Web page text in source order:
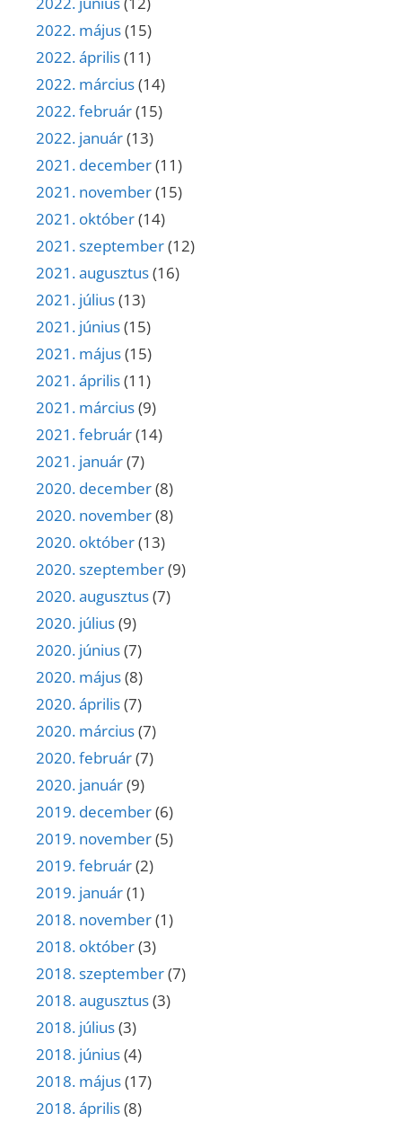
2022. május(15)
2022. április(11)
2022. március(14)
2022. február(15)
2022. január(13)
2021. december(11)
2021. november(15)
2021. október(14)
2021. szeptember(12)
2021. augusztus(16)
2021. július(13)
2021. június(15)
2021. május(15)
2021. április(11)
2021. március(9)
2021. február(14)
2021. január(7)
2020. december(8)
2020. november(8)
2020. október(13)
2020. szeptember(9)
2020. augusztus(7)
2020. július(9)
2020. június(7)
2020. május(8)
2020. április(7)
2020. március(7)
2020. február(7)
2020. január(9)
2019. december(6)
2019. november(5)
2019. február(2)
2019. január(1)
2018. november(1)
2018. október(3)
2018. szeptember(7)
2018. augusztus(3)
2018. július(3)
2018. június(4)
2018. május(17)
2018. április(8)